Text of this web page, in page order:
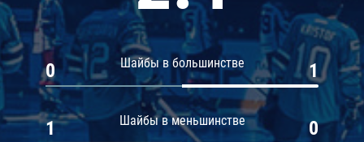
Шайбы в большинстве
0 1
Шайбы в меньшинстве
1 0